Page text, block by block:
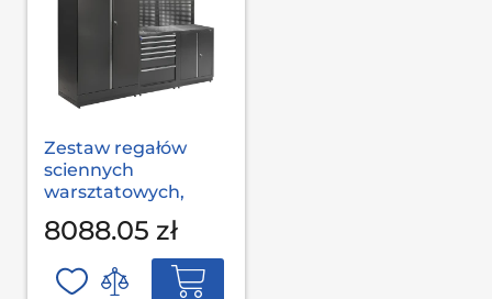
Zestaw regałów
sciennych
warsztatowych,
L-03-002 S op
8088.05 zł